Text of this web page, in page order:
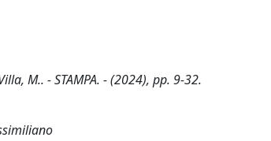
M.. - STAMPA. - (2024), pp. 9-32.